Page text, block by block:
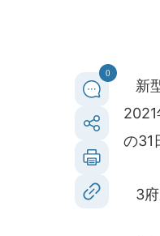
0
新
の31
3府